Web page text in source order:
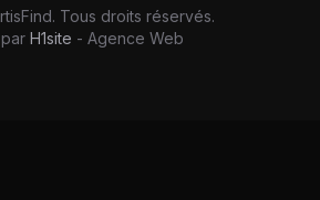
Tous droits réservés.
H1site - Agence Web